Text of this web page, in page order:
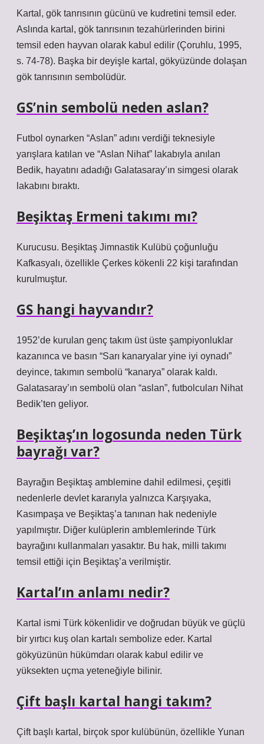
Kartal, gök tanrısının gücünü ve kudretini temsil eder.
Aslında kartal, gök tanrısının tezahürlerinden birini
temsil eden hayvan olarak kabul edilir (Çoruhlu, 1995,
s. 74-78). Başka bir deyişle kartal, gökyüzünde dolaşan
gök tanrısının sembolüdür.
GS’nin sembolü neden aslan?
Futbol oynarken “Aslan” adını verdiği teknesiyle
yarışlara katılan ve “Aslan Nihat” lakabıyla anılan
Bedik, hayatını adadığı Galatasaray’ın simgesi olarak
lakabını bıraktı.
Beşiktaş Ermeni takımı mı?
Kurucusu. Beşiktaş Jimnastik Kulübü çoğunluğu
Kafkasyalı, özellikle Çerkes kökenli 22 kişi tarafından
kurulmuştur.
GS hangi hayvandır?
1952’de kurulan genç takım üst üste şampiyonluklar
kazanınca ve basın “Sarı kanaryalar yine iyi oynadı”
deyince, takımın sembolü “kanarya” olarak kaldı.
Galatasaray’ın sembolü olan “aslan”, futbolcuları Nihat
Bedik’ten geliyor.
Beşiktaş’ın logosunda neden Türk
bayrağı var?
Bayrağın Beşiktaş amblemine dahil edilmesi, çeşitli
nedenlerle devlet kararıyla yalnızca Karşıyaka,
Kasımpaşa ve Beşiktaş’a tanınan hak nedeniyle
yapılmıştır. Diğer kulüplerin amblemlerinde Türk
bayrağını kullanmaları yasaktır. Bu hak, milli takımı
temsil ettiği için Beşiktaş’a verilmiştir.
Kartal’ın anlamı nedir?
Kartal ismi Türk kökenlidir ve doğrudan büyük ve güçlü
bir yırtıcı kuş olan kartalı sembolize eder. Kartal
gökyüzünün hükümdarı olarak kabul edilir ve
yüksekten uçma yeteneğiyle bilinir.
Çift başlı kartal hangi takım?
Çift başlı kartal, birçok spor kulübünün, özellikle Yunan